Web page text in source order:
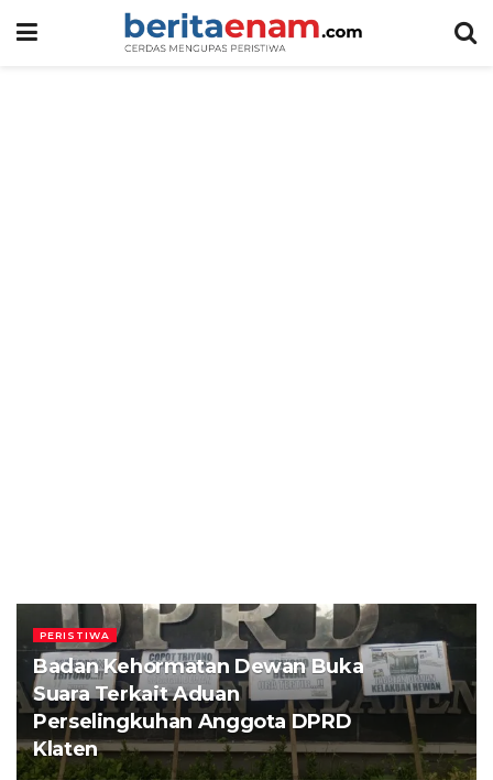
PERISTIWA
Badan Kehormatan Dewan Buka
Suara Terkait Aduan
Perselingkuhan Anggota DPRD
Klaten